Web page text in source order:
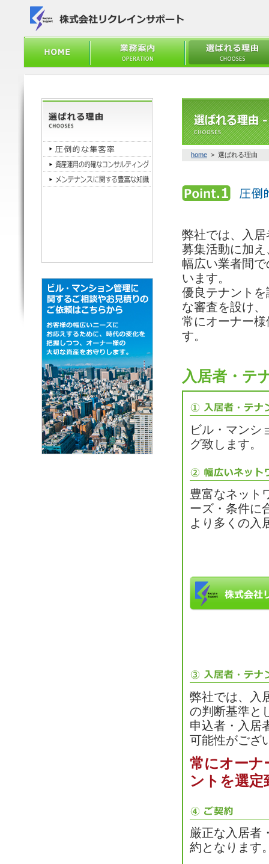
home > 選ばれる理由
弊社では、入
募集活動に加
幅広い業者間
います。
優良テナント
な審査を設け、
常にオーナー
す。
入居者・テ
ビル・マンシ
グ致します。
豊富なネット
ーズ・条件に
より多くの入
弊社では、入
の判断基準と
申込者・入居
可能性がござ
常にオーナ
ントを選定
厳正な入居者
約となります